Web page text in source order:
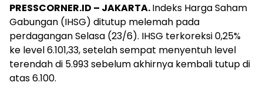
PRESSCORNER.ID – JAKARTA.Indeks Harga Saham
Gabungan (IHSG) ditutup melemah pada
perdagangan Selasa (23/6). IHSG terkoreksi 0,25%
ke level 6.101,33, setelah sempat menyentuh level
terendah di 5.993 sebelum akhirnya kembali tutup di
atas 6.100.